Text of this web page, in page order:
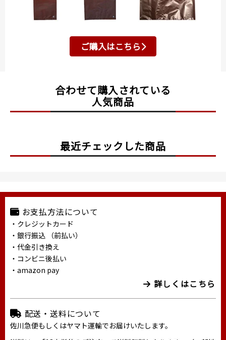
ご購入はこちら
合わせて購入されている
人気商品
最近チェックした商品
お支払方法について
・クレジットカード
・銀行振込 （前払い）
・代金引き換え
・コンビニ後払い
・amazon pay
詳しくはこちら
配送・送料について
佐川急便もしくはヤマト運輸でお届けいたします。